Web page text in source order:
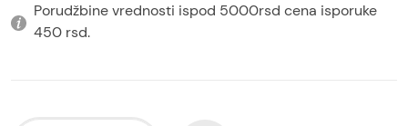
Porudžbine vrednosti ispod 5000rsd cena isporuke
450 rsd.